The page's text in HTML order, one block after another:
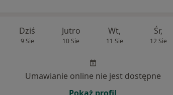
Dziś
9 Sie
Jutro
10 Sie
Wt,
11 Sie
Śr,
12 Sie
Umawianie online nie jest dostępne